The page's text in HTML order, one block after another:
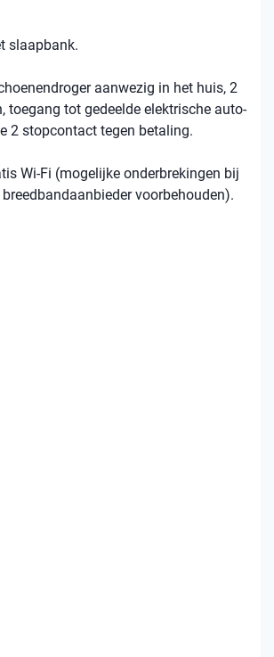
slaapbank.
aanwezig in het huis, 2
toegang tot gedeelde elektrische auto-
2 stopcontact tegen betaling.
Wi-Fi (mogelijke onderbrekingen bij
voorbehouden).